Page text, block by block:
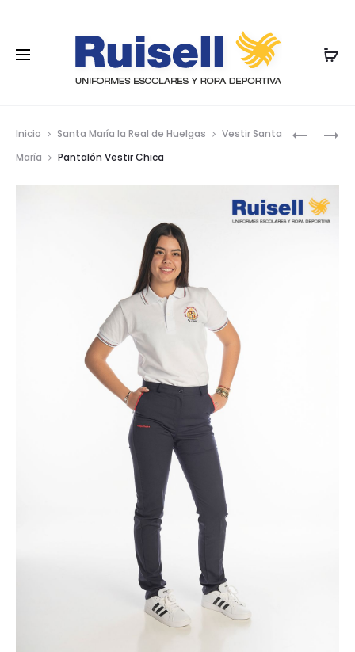
los
FALDA
GOMA
Inicio Santa María la Real de Huelgas
Vestir Santa
María
Pantalón Vestir Chica